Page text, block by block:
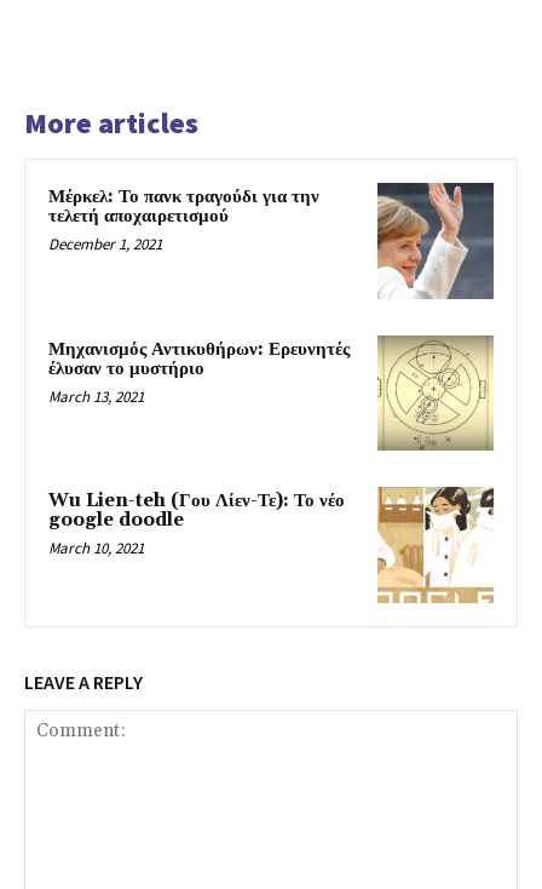
More articles
Μέρκελ: Το πανκ τραγούδι για την
τελετή αποχαιρετισμού
December 1, 2021
Μηχανισμός Αντικυθήρων: Ερευνητές
έλυσαν το μυστήριο
March 13, 2021
Wu Lien-teh (Γου Λίεν-Τε): Το νέο
google doodle
March 10, 2021
LEAVE A REPLY